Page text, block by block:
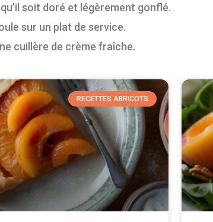
soit doré et légèrement gonflé.
sur un plat de service.
cuillère de crème fraîche.
RECETTES ABRICOTS